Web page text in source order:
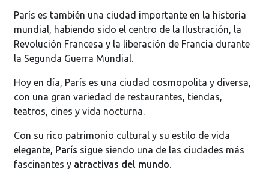
París es también una ciudad importante en la historia
mundial, habiendo sido el centro de la Ilustración, la
Revolución Francesa y la liberación de Francia durante
la Segunda Guerra Mundial.
Hoy en día, París es una ciudad cosmopolita y diversa,
con una gran variedad de restaurantes, tiendas,
teatros, cines y vida nocturna.
Con su rico patrimonio cultural y su estilo de vida
elegante, París sigue siendo una de las ciudades más
fascinantes y atractivas del mundo.